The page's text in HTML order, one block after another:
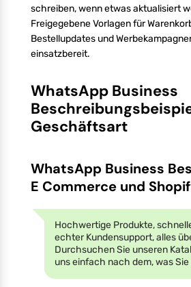
schreiben, wenn etwas aktualisiert
Freigegebene Vorlagen für
Bestellupdates und
einsatzbereit.
WhatsApp Business
Geschäftsart
WhatsApp Business
E Commerce und
Hochwertige Produkte,
echter Kundensupport, alles
Durchsuchen Sie unseren
uns einfach nach dem, was